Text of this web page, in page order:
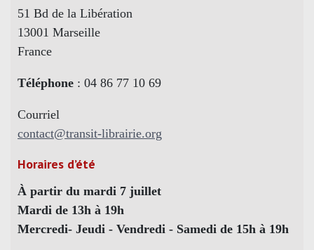
51 Bd de la Libération
13001 Marseille
France
Téléphone : 04 86 77 10 69
Courriel
contact@transit-librairie.org
Horaires d’été
À partir du mardi 7 juillet
Mardi de 13h à 19h
Mercredi- Jeudi - Vendredi - Samedi de 15h à 19h